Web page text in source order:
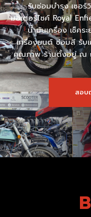
รับซ่อมบำรุง เซอ
มอเตอร์ไซค์ Royal
น้ำมันเครื่อง เช็คร
เครื่องยนต์ ซ่อมสี รับ
คุณภาพ ร้านตั้งอยู่ ณ
สอบ